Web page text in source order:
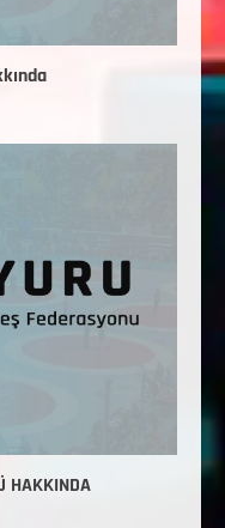
HAKKINDA